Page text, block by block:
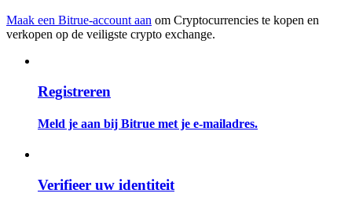
Futures-startgids
Maak een Bitrue-account aan om Cryptocurrencies te kopen en
verkopen op de veiligste crypto exchange.
Registreren
Meld je aan bij Bitrue met je e-mailadres.
Verifieer uw identiteit